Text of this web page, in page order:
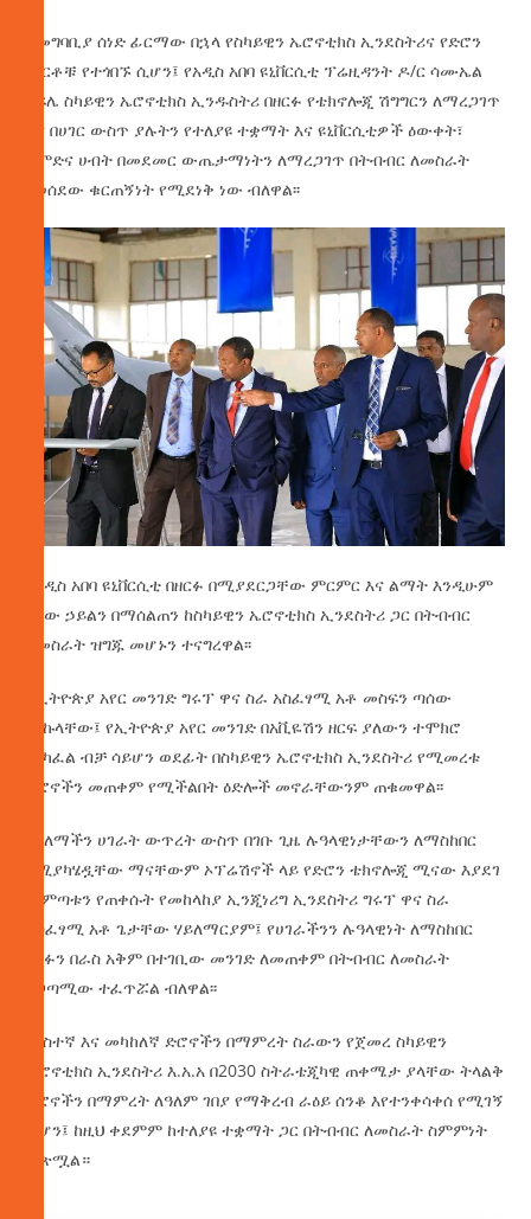
ከመግባቢያ ሰነድ ፊርማው በኋላ የስካይዊን ኤሮኖቲክስ ኢንደስትሪና የድሮን
ምርቶቹ የተጎበኙ ሲሆን፤ የአዲስ አበባ ዩኒቨርሲቲ ፕሬዚዳንት ዶ/ር ሳሙኤል
ክፍሌ ስካይዊን ኤሮኖቲክስ ኢንዱስትሪ በዘርፉ የቴክኖሎጂ ሽግግርን ለማረጋገጥ
እና በሀገር ውስጥ ያሉትን የተለያዩ ተቋማት እና ዩኒቨርሲቲዎች ዕውቀት፣
ልምድና ሀብት በመደመር ውጤታማነትን ለማረጋገጥ በትብብር ለመስራት
የወሰደው ቁርጠኝነት የሚደነቅ ነው ብለዋል፡፡
የአዲስ አበባ ዩኒቨርሲቲ በዘርፉ በሚያደርጋቸው ምርምር እና ልማት እንዲሁም
የሰው ኃይልን በማሰልጠን ከስካይዊን ኤሮኖቲክስ ኢንደስትሪ ጋር በትብብር
ለመስራት ዝግጁ መሆኑን ተናግረዋል፡፡
የኢትዮጵያ አየር መንገድ ግሩፕ ዋና ስራ አስፈፃሚ አቶ መስፍን ጣሰው
በበኩላቸው፤ የኢትዮጵያ አየር መንገድ በአቪዬሽን ዘርፍ ያለውን ተሞክሮ
ማካፈል ብቻ ሳይሆን ወደፊት በስካይዊን ኤሮኖቲክስ ኢንደስትሪ የሚመረቱ
ድሮኖችን መጠቀም የሚችልበት ዕድሎች መኖራቸውንም ጠቁመዋል፡፡
በዓለማችን ሀገራት ውጥረት ውስጥ በገቡ ጊዜ ሉዓላዊነታቸውን ለማስከበር
በሚያካሄዷቸው ማናቸውም ኦፕሬሽኖች ላይ የድሮን ቴክኖሎጂ ሚናው እያደገ
መምጣቱን የጠቀሱት የመከላከያ ኢንጂነሪግ ኢንደስትሪ ግሩፕ ዋና ስራ
አስፈፃሚ አቶ ጌታቸው ሃይለማርያም፤ የሀገራችንን ሉዓላዊነት ለማስከበር
ዘርፉን በራስ አቅም በተገቢው መንገድ ለመጠቀም በትብብር ለመስራት
አጋጣሚው ተፈጥሯል ብለዋል፡፡
አነስተኛ እና መካከለኛ ድሮኖችን በማምረት ስራውን የጀመረ ስካይዊን
ኤሮኖቲክስ ኢንደስትሪ እ.አ.አ በ2030 ስትራቴጂካዊ ጠቀሜታ ያላቸው ትላልቅ
ድሮኖችን በማምረት ለዓለም ገበያ የማቅረብ ራዕይ ሰንቆ እየተንቀሳቀሰ የሚገኝ
ሲሆን፤ ከዚህ ቀደምም ከተለያዩ ተቋማት ጋር በትብብር ለመስራት ስምምነት
ፈጽሟል።